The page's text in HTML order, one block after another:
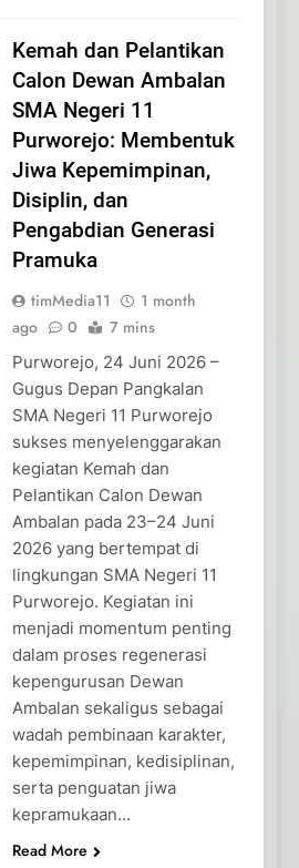
Kemah dan Pelantikan
Calon Dewan Ambalan
SMA Negeri 11
Purworejo: Membentuk
Jiwa Kepemimpinan,
Disiplin, dan
Pengabdian Generasi
Pramuka
timMedia11
1 month
ago
0 7 mins
Purworejo, 24 Juni 2026 –
Gugus Depan Pangkalan
SMA Negeri 11 Purworejo
sukses menyelenggarakan
kegiatan Kemah dan
Pelantikan Calon Dewan
Ambalan pada 23–24 Juni
2026 yang bertempat di
lingkungan SMA Negeri 11
Purworejo. Kegiatan ini
menjadi momentum penting
dalam proses regenerasi
kepengurusan Dewan
Ambalan sekaligus sebagai
wadah pembinaan karakter,
kepemimpinan, kedisiplinan,
serta penguatan jiwa
kepramukaan…
Read More